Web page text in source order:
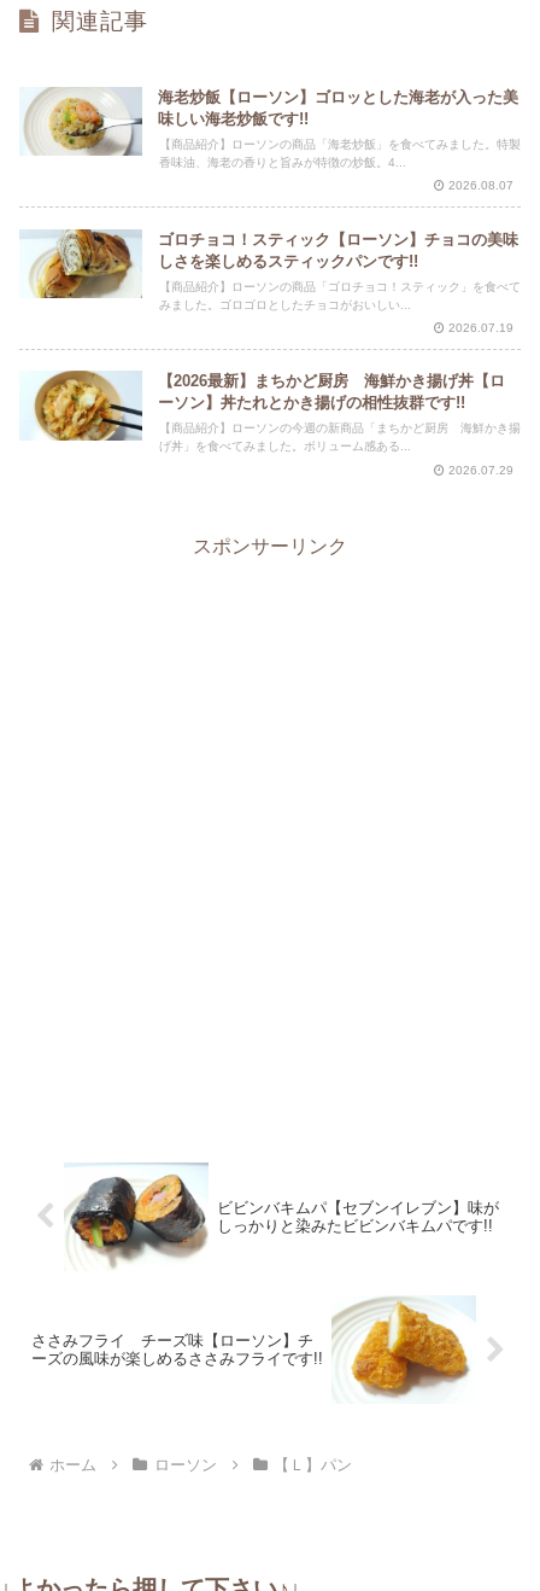
関連記事
海老炒飯【ローソン】ゴロッとした海老が入った美
味しい海老炒飯です!!
【商品紹介】ローソンの商品「海老炒飯」を食べてみました。特製
香味油、海老の香りと旨みが特徴の炒飯。4...
2026.08.07
ゴロチョコ！スティック【ローソン】チョコの美味
しさを楽しめるスティックパンです!!
【商品紹介】ローソンの商品「ゴロチョコ！スティック」を食べて
みました。ゴロゴロとしたチョコがおいしい...
2026.07.19
【2026最新】まちかど厨房 海鮮かき揚げ丼【ロ
ーソン】丼たれとかき揚げの相性抜群です!!
【商品紹介】ローソンの今週の新商品「まちかど厨房 海鮮かき揚
げ丼」を食べてみました。ボリューム感ある...
2026.07.29
スポンサーリンク
ビビンバキムパ【セブンイレブン】味が
しっかりと染みたビビンバキムパです!!
ささみフライ チーズ味【ローソン】チ
ーズの風味が楽しめるささみフライです!!
ホーム ローソン 【Ｌ】パン